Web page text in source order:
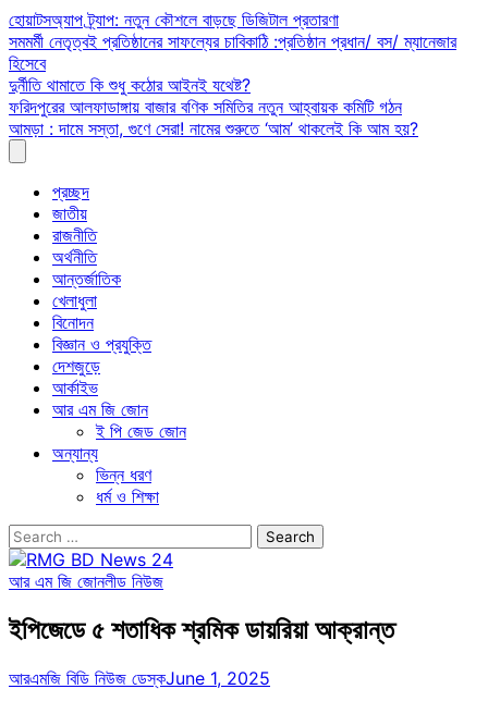
Skip
to
content
হোয়াটসঅ্যাপ ট্র্যাপ: নতুন কৌশলে বাড়ছে ডিজিটাল প্রতারণা
সমমর্মী নেতৃত্বই প্রতিষ্ঠানের সাফল্যের চাবিকাঠি :প্রতিষ্ঠান প্রধান/ বস/ ম্যানেজার
হিসেবে
দুর্নীতি থামাতে কি শুধু কঠোর আইনই যথেষ্ট?
ফরিদপুরের আলফাডাঙ্গায় বাজার বণিক সমিতির নতুন আহ্বায়ক কমিটি গঠন
আমড়া : দামে সস্তা, গুণে সেরা! নামের শুরুতে ‘আম’ থাকলেই কি আম হয়?
প্রচ্ছদ
জাতীয়
রাজনীতি
অর্থনীতি
আন্তর্জাতিক
খেলাধুলা
বিনোদন
বিজ্ঞান ও প্রযুক্তি
দেশজুড়ে
আর্কাইভ
আর এম জি জোন
ই পি জেড জোন
অন্যান্য
ভিন্ন ধরণ
ধর্ম ও শিক্ষা
Search
for:
আর এম জি জোনলীড নিউজ
ইপিজেডে ৫ শতাধিক শ্রমিক ডায়রিয়া আক্রান্ত
আরএমজি বিডি নিউজ ডেস্কJune 1, 2025